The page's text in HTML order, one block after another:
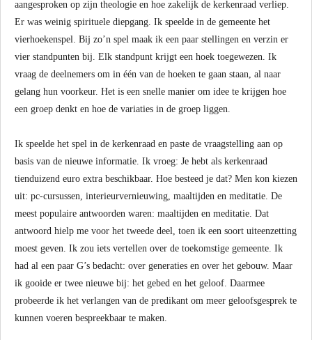
aangesproken op zijn theologie en hoe zakelijk de kerkenraad verliep.
Er was weinig spirituele diepgang. Ik speelde in de gemeente het
vierhoekenspel. Bij zo’n spel maak ik een paar stellingen en verzin er
vier standpunten bij. Elk standpunt krijgt een hoek toegewezen. Ik
vraag de deelnemers om in één van de hoeken te gaan staan, al naar
gelang hun voorkeur. Het is een snelle manier om idee te krijgen hoe
een groep denkt en hoe de variaties in de groep liggen.
Ik speelde het spel in de kerkenraad en paste de vraagstelling aan op
basis van de nieuwe informatie. Ik vroeg: Je hebt als kerkenraad
tienduizend euro extra beschikbaar. Hoe besteed je dat? Men kon kiezen
uit: pc-cursussen, interieurvernieuwing, maaltijden en meditatie. De
meest populaire antwoorden waren: maaltijden en meditatie. Dat
antwoord hielp me voor het tweede deel, toen ik een soort uiteenzetting
moest geven. Ik zou iets vertellen over de toekomstige gemeente. Ik
had al een paar G’s bedacht: over generaties en over het gebouw. Maar
ik gooide er twee nieuwe bij: het gebed en het geloof. Daarmee
probeerde ik het verlangen van de predikant om meer geloofsgesprek te
kunnen voeren bespreekbaar te maken.